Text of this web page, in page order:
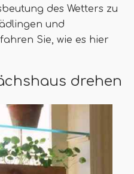
des Wetters zu
und
Sie, wie es hier
drehen